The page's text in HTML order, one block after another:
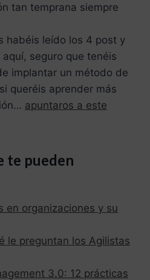
tan temprana siempre
habéis leído los 4 post y
seguro que tenéis
implantar un método de
queréis aprender más
apuntaros a este
te pueden
en organizaciones y su
le preguntan los Agilistas
3.0: 12 prácticas